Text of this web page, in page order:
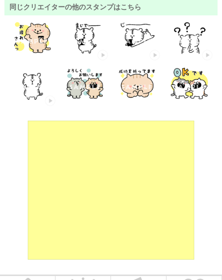
同じクリエイターの他のスタンプはこちら